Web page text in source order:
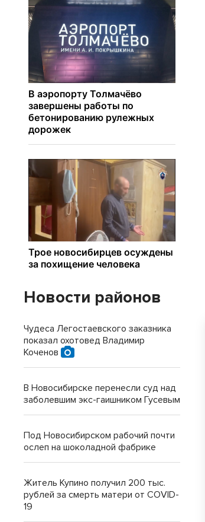
Новости районов
Чудеса Легостаевского заказника
показал охотовед Владимир
Коченов
В Новосибирске перенесли суд над
заболевшим экс-гаишником Гусевым
Под Новосибирском рабочий почти
ослеп на шоколадной фабрике
Житель Купино получил 200 тыс.
рублей за смерть матери от COVID-
19